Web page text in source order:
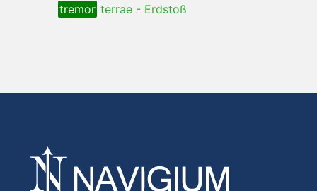
tremor terrae - Erdstoß